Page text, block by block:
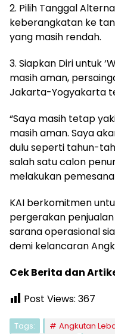
2. Pilih Tanggal
keberangkatan ke
yang masih rendah.
3. Siapkan Diri untuk
masih aman,
Jakarta-Yogyakarta
“Saya masih tetap
masih aman. Saya
dulu seperti tahun-
salah satu calon
melakukan
KAI berkomitmen
pergerakan
sarana operasional
demi kelancaran
Cek Berita dan
Post Views: 367
Tags: Angkutan